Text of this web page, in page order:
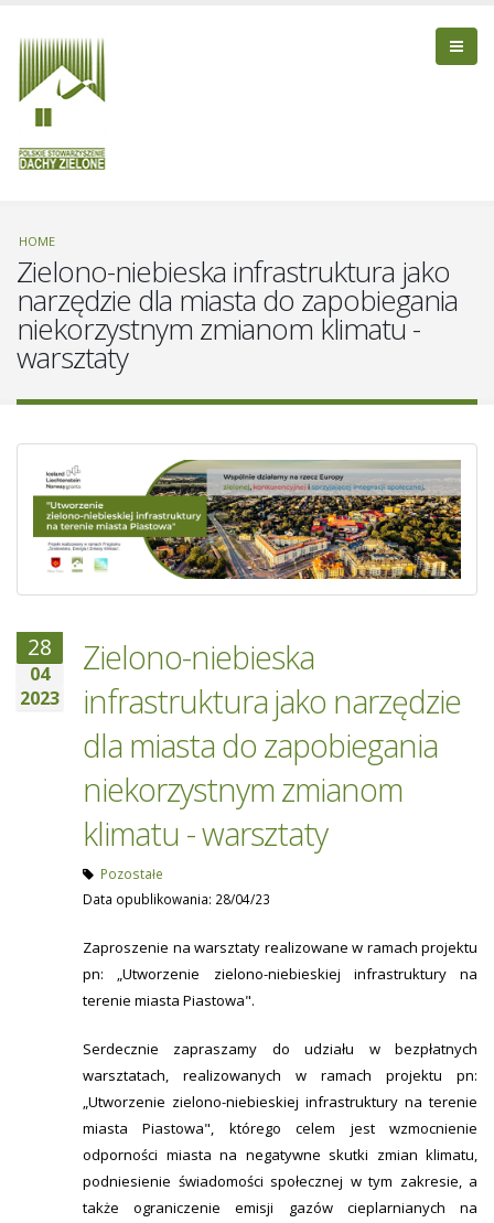
HOME
Zielono-niebieska infrastruktura jako
narzędzie dla miasta do zapobiegania
niekorzystnym zmianom klimatu -
warsztaty
28
04
2023
Zielono-niebieska
infrastruktura jako narzędzie
dla miasta do zapobiegania
niekorzystnym zmianom
klimatu - warsztaty
Pozostałe
Data opublikowania: 28/04/23
Zaproszenie na warsztaty realizowane w ramach projektu
pn: „Utworzenie zielono-niebieskiej infrastruktury na
terenie miasta Piastowa".
Serdecznie zapraszamy do udziału w bezpłatnych
warsztatach, realizowanych w ramach projektu pn:
„Utworzenie zielono-niebieskiej infrastruktury na terenie
miasta Piastowa", którego celem jest wzmocnienie
odporności miasta na negatywne skutki zmian klimatu,
podniesienie świadomości społecznej w tym zakresie, a
także ograniczenie emisji gazów cieplarnianych na